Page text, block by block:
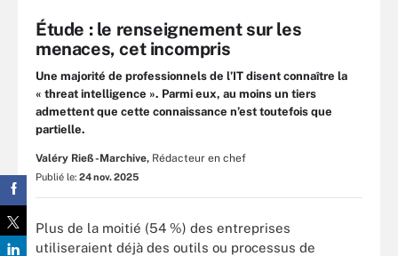
Étude : le renseignement sur les
menaces, cet incompris
Une majorité de professionnels de l’IT disent connaître la
« threat intelligence ». Parmi eux, au moins un tiers
admettent que cette connaissance n’est toutefois que
partielle.
Valéry Rieß-Marchive, Rédacteur en chef
Publié le: 24 nov. 2025
Plus de la moitié (54 %) des entreprises
utiliseraient déjà des outils ou processus de